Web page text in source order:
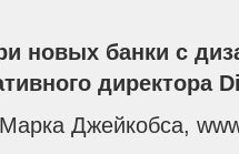
новых банки с
директора
Джейкобса,